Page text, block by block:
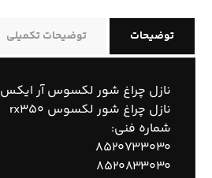
توضیحات توضیحات تکمیلی
نازل چراغ شور لکسوس آر ایکس ۳۵۰
نازل چراغ شور لکسوس rx۳۵۰
شماره فنی:
۸۵۲۰۷۳۳۰۳۰
۸۵۲۰۸۳۳۰۳۰